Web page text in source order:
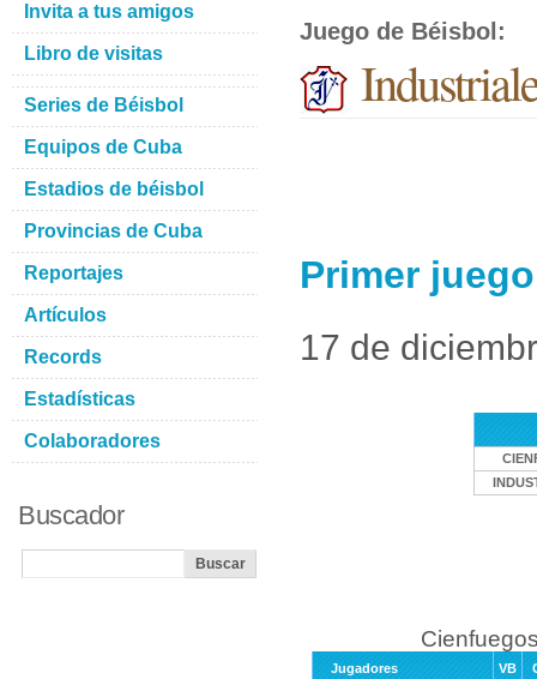
Juego de Béisbol :
Primer
17 de
Jugadores VB
Invita a tus amigos
Libro de visitas
Series de Béisbol
Equipos de Cuba
Estadios de béisbol
Provincias de Cuba
Reportajes
Artículos
Records
Estadísticas
Colaboradores
Buscador